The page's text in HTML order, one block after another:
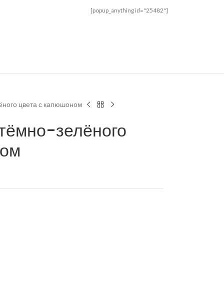
[popup_anything id="25482"]
цвета с капюшоном
зелёного